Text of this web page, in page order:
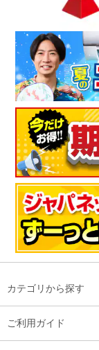
カテゴリから探す
ご利用ガイド